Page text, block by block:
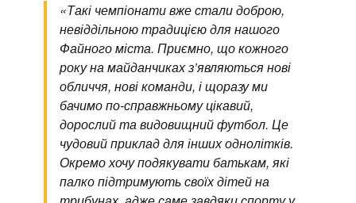
«Такі чемпіонати вже стали доброю,
невіддільною традицією для нашого
Файного міста. Приємно, що кожного
року на майданчиках з’являються нові
обличчя, нові команди, і щоразу ми
бачимо по-справжньому цікавий,
дорослий та видовищний футбол. Це
чудовий приклад для інших однолітків.
Окремо хочу подякувати батькам, які
палко підтримують своїх дітей на